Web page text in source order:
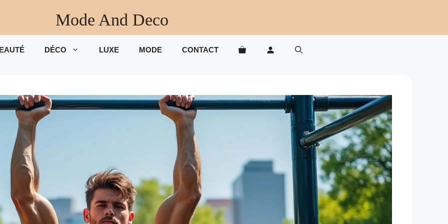
Mode And Deco
DÉCO LUXE MODE CONTACT